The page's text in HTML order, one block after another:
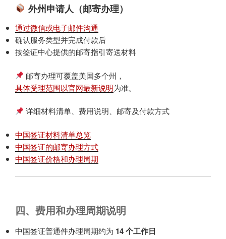
外州申请人（邮寄办理）
通过微信或电子邮件沟通
确认服务类型并完成付款后
按签证中心提供的邮寄指引寄送材料
邮寄办理可覆盖美国多个州，
具体受理范围以官网最新说明为准。
详细材料清单、费用说明、邮寄及付款方式
中国签证材料清单总览
中国签证的邮寄办理方式
中国签证价格和办理周期
四、费用和办理周期说明
中国签证普通件办理周期约为 14 个工作日